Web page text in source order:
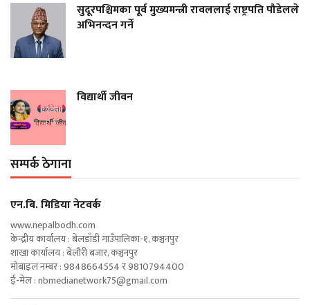
सुदूरपश्चिमका पूर्व मुख्यमन्त्री रावललाई राष्ट्रपति पौडेलले
अभिनन्दन गर्ने
विद्यार्थी जीवन
सम्पर्क ठेगाना
एन‍.बि. मिडिया नेटवर्क
www.nepalbodh.com
केन्द्रीय कार्यालय : बेलडाँडी गाउँपालिका-१, कञ्चनपुर
शाखा कार्यालय : बेलौरी बजार, कञ्चनपुर
मोबाइल नम्बर : 9848664554 र 9810794400
ई-मेल :nbmedianetwork75@gmail.com